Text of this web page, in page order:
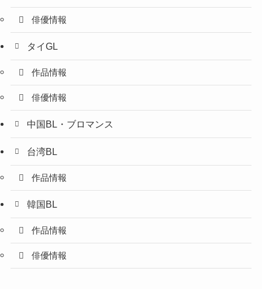
俳優情報
タイGL
作品情報
俳優情報
中国BL・ブロマンス
台湾BL
作品情報
韓国BL
作品情報
俳優情報